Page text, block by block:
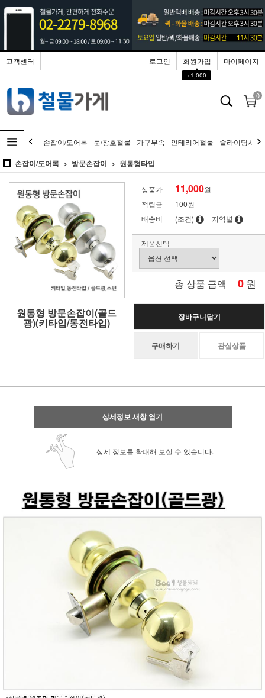
고객센터 로그인
회원가입
▲
+1,000
마이페이지
0
손잡이/도어록 문/창호철물 가구부속 인테리어철물 슬라이딩시스
손잡이/도어록 방문손잡이 원통형타입
원통형 방문손잡이(골드
광)(키타입/동전타입)
상품가 11,000원
적립금
100원
배송비
(조건) 지역별
제품선택
총 상품 금액 0 원
장바구니담기
구매하기 관심상품
상세정보 새창 열기
상세 정보를 확대해 보실 수 있습니다.